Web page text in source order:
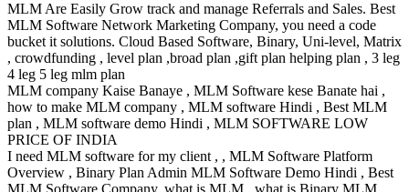
MLM Are Easily Grow track and manage Referrals and Sales. Best
MLM Software Network Marketing Company, you need a code
bucket it solutions. Cloud Based Software, Binary, Uni-level, Matrix
, crowdfunding , level plan ,broad plan ,gift plan helping plan , 3 leg
4 leg 5 leg mlm plan
MLM company Kaise Banaye , MLM Software kese Banate hai ,
how to make MLM company , MLM software Hindi , Best MLM
plan , MLM software demo Hindi , MLM SOFTWARE LOW
PRICE OF INDIA
I need MLM software for my client , , MLM Software Platform
Overview , Binary Plan Admin MLM Software Demo Hindi , Best